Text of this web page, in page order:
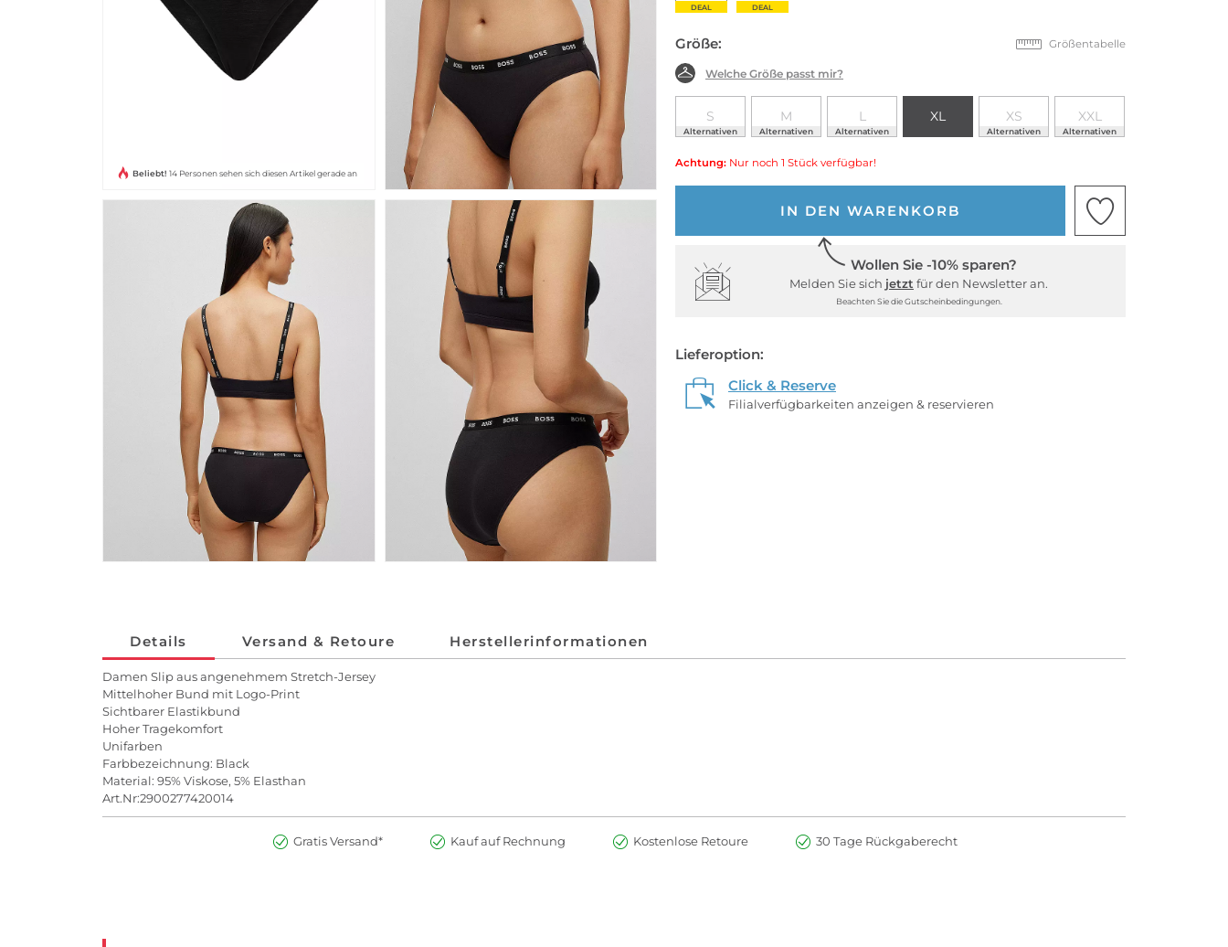
Beliebt! 14 Personen sehen sich diesen Artikel gerade an
DEAL DEAL
Größe: Größentabelle
Welche Größe passt mir?
S
Alternativen
M
Alternativen
L
Alternativen
XL XS
Alternativen
XXL
Alternativen
Achtung: Nur noch 1 Stück verfügbar!
IN DEN WARENKORB
Wollen Sie -10% sparen?
Melden Sie sich jetzt für den Newsletter an.
Beachten Sie die Gutscheinbedingungen.
Lieferoption:
Click & Reserve
Filialverfügbarkeiten anzeigen & reservieren
Details Versand & Retoure Herstellerinformationen
Damen Slip aus angenehmem Stretch-Jersey
Mittelhoher Bund mit Logo-Print
Sichtbarer Elastikbund
Hoher Tragekomfort
Unifarben
Farbbezeichnung: Black
Material: 95% Viskose, 5% Elasthan
Art.Nr:2900277420014
Gratis Versand* Kauf auf Rechnung Kostenlose Retoure 30 Tage Rückgaberecht